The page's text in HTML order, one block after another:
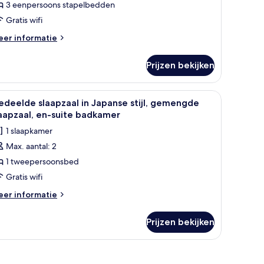
3 eenpersoons stapelbedden
Gratis wifi
informatie
Prijzen bekijken
strijkijzer, gratis wifi Een slaapkamer met stapelbed, een klein
4
slaapzaal in Japanse stijl, gemengde
en-suite badkamer
1 slaapkamer
Max. aantal: 2
1 tweepersoonsbed
Gratis wifi
informatie
Prijzen bekijken